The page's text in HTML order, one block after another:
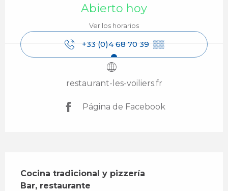
Abierto hoy
Ver los horarios
+33 (0)4 68 70 39 ▒▒
restaurant-les-voiliers.fr
Página de Facebook
Cocina tradicional y pizzería
Bar, restaurante